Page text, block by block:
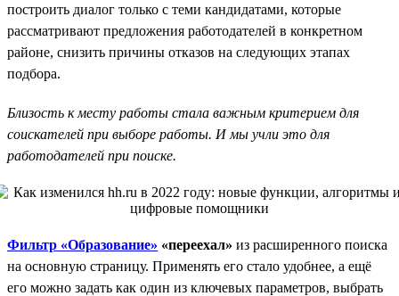
построить диалог только с теми кандидатами, которые
рассматривают предложения работодателей в конкретном
районе, снизить причины отказов на следующих этапах
подбора.
Близость к месту работы стала важным критерием для
соискателей при выборе работы. И мы учли это для
работодателей при поиске.
Фильтр «Образование» «переехал» из расширенного поиска
на основную страницу. Применять его стало удобнее, а ещё
его можно задать как один из ключевых параметров, выбрать